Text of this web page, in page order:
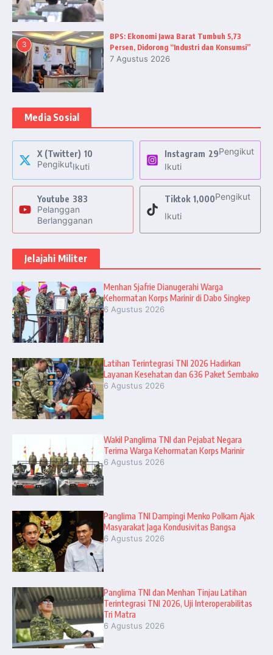
3
BPS: Ekonomi Jawa Barat Tumbuh 5,73
Persen, Didorong “Industri dan Konsumsi”
7 Agustus 2026
Media Sosial
X (Twitter) 10
PengikutIkuti
Instagram 29Pengikut
Ikuti
Youtube 383
Pelanggan
Berlangganan
Tiktok 1,000Pengikut
Ikuti
Jelajahi Militer
Menhan Sjafrie Dianugerahi Warga
Kehormatan Korps Marinir di Dabo Singkep
6 Agustus 2026
Latihan Terintegrasi TNI 2026 Hadirkan
Layanan Kesehatan dan 636 Paket Sembako
6 Agustus 2026
Wakil Panglima TNI dan Pejabat Negara
Terima Warga Kehormatan Korps Marinir
6 Agustus 2026
Panglima TNI Dampingi Menko Polkam Ajak
Masyarakat Jaga Kondusivitas Bangsa
6 Agustus 2026
Panglima TNI dan Menhan Tinjau Latihan
Terintegrasi TNI 2026, Uji Interoperabilitas
Tri Matra
6 Agustus 2026